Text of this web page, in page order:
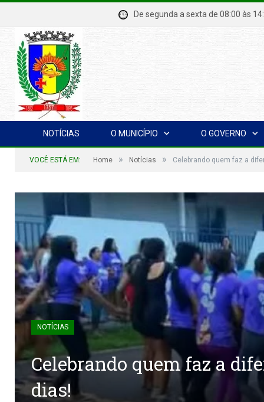
De segunda a sexta de 08:00
NOTÍCIAS O MUNICÍPIO O GOVERNO
VOCÊ ESTÁ EM: Home » Notícias » Celebrando quem faz a
NOTÍCIAS
Celebrando quem faz a
dias!